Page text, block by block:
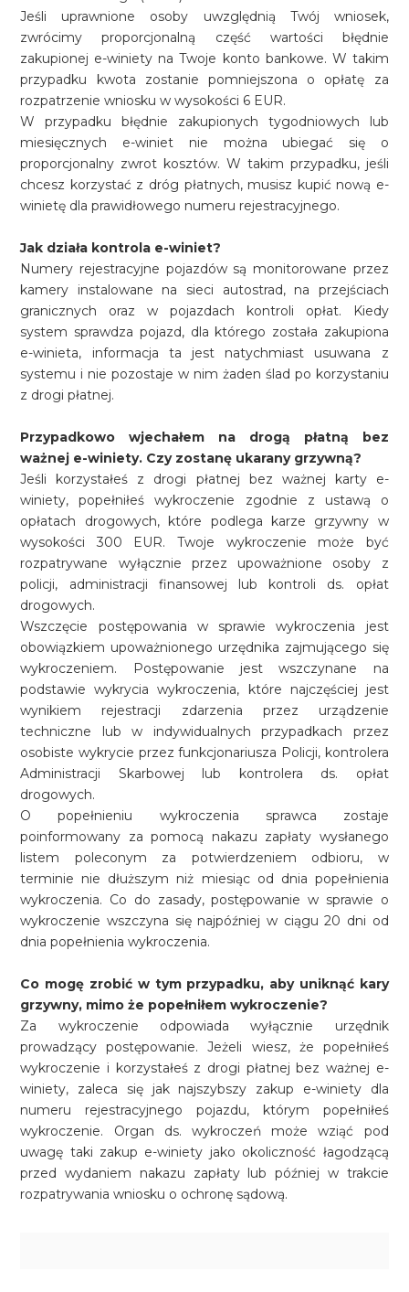
Jeśli uprawnione osoby uwzględnią Twój wniosek,
zwrócimy proporcjonalną część wartości błędnie
zakupionej e-winiety na Twoje konto bankowe. W takim
przypadku kwota zostanie pomniejszona o opłatę za
rozpatrzenie wniosku w wysokości 6 EUR.
W przypadku błędnie zakupionych tygodniowych lub
miesięcznych e-winiet nie można ubiegać się o
proporcjonalny zwrot kosztów. W takim przypadku, jeśli
chcesz korzystać z dróg płatnych, musisz kupić nową e-
winietę dla prawidłowego numeru rejestracyjnego.
Jak działa kontrola e-winiet?
Numery rejestracyjne pojazdów są monitorowane przez
kamery instalowane na sieci autostrad, na przejściach
granicznych oraz w pojazdach kontroli opłat. Kiedy
system sprawdza pojazd, dla którego została zakupiona
e-winieta, informacja ta jest natychmiast usuwana z
systemu i nie pozostaje w nim żaden ślad po korzystaniu
z drogi płatnej.
Przypadkowo wjechałem na drogą płatną bez
ważnej e-winiety. Czy zostanę ukarany grzywną?
Jeśli korzystałeś z drogi płatnej bez ważnej karty e-
winiety, popełniłeś wykroczenie zgodnie z ustawą o
opłatach drogowych, które podlega karze grzywny w
wysokości 300 EUR. Twoje wykroczenie może być
rozpatrywane wyłącznie przez upoważnione osoby z
policji, administracji finansowej lub kontroli ds. opłat
drogowych.
Wszczęcie postępowania w sprawie wykroczenia jest
obowiązkiem upoważnionego urzędnika zajmującego się
wykroczeniem. Postępowanie jest wszczynane na
podstawie wykrycia wykroczenia, które najczęściej jest
wynikiem rejestracji zdarzenia przez urządzenie
techniczne lub w indywidualnych przypadkach przez
osobiste wykrycie przez funkcjonariusza Policji, kontrolera
Administracji Skarbowej lub kontrolera ds. opłat
drogowych.
O popełnieniu wykroczenia sprawca zostaje
poinformowany za pomocą nakazu zapłaty wysłanego
listem poleconym za potwierdzeniem odbioru, w
terminie nie dłuższym niż miesiąc od dnia popełnienia
wykroczenia. Co do zasady, postępowanie w sprawie o
wykroczenie wszczyna się najpóźniej w ciągu 20 dni od
dnia popełnienia wykroczenia.
Co mogę zrobić w tym przypadku, aby uniknąć kary
grzywny, mimo że popełniłem wykroczenie?
Za wykroczenie odpowiada wyłącznie urzędnik
prowadzący postępowanie. Jeżeli wiesz, że popełniłeś
wykroczenie i korzystałeś z drogi płatnej bez ważnej e-
winiety, zaleca się jak najszybszy zakup e-winiety dla
numeru rejestracyjnego pojazdu, którym popełniłeś
wykroczenie. Organ ds. wykroczeń może wziąć pod
uwagę taki zakup e-winiety jako okoliczność łagodzącą
przed wydaniem nakazu zapłaty lub później w trakcie
rozpatrywania wniosku o ochronę sądową.